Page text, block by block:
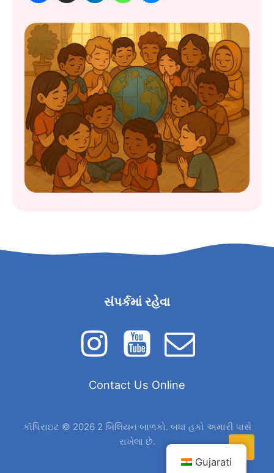
સંપર્કમાં રહેવા
Contact Us Online
કૉપિરાઇટ © 2026 2 બિલિયન બાળકો. બધા હકો અમારી પાસે
રાખેલા છે.
Gujarati